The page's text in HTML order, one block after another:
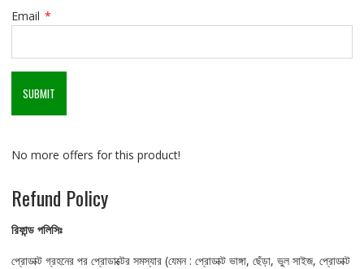
Email *
No more offers for this product!
Refund Policy
রিফান্ড পলিসিঃ
প্রোডাক্ট গ্রহনের পর প্রোডাক্টের সমস্যার (যেমন : প্রোডাক্ট ভাঙ্গা, ছেঁড়া, ভুল সাইজ, প্রোডাক্ট